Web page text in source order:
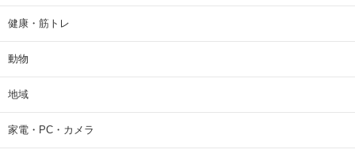
健康・筋トレ
動物
地域
家電・PC・カメラ